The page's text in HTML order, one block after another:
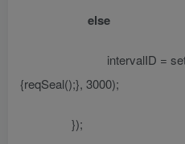
else
intervalID =
{reqSeal();}, 3000);
});